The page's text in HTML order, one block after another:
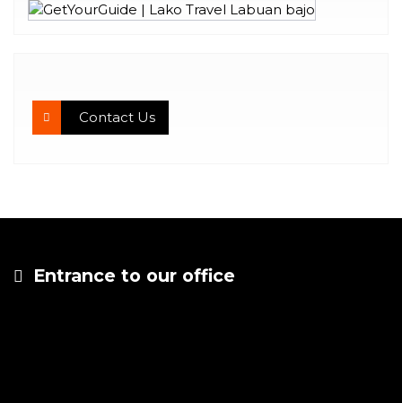
Contact Us
Entrance to our office